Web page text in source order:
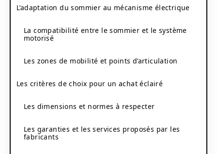
L’adaptation du sommier au mécanisme électrique
La compatibilité entre le sommier et le système
motorisé
Les zones de mobilité et points d’articulation
Les critères de choix pour un achat éclairé
Les dimensions et normes à respecter
Les garanties et les services proposés par les
fabricants